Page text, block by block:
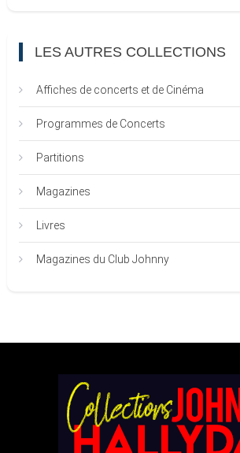
LES AUTRES COLLECTIONS
Affiches de concerts et de Cinéma
Programmes de Concerts
Partitions
Magazines
Livres
Magazines du Club Johnny